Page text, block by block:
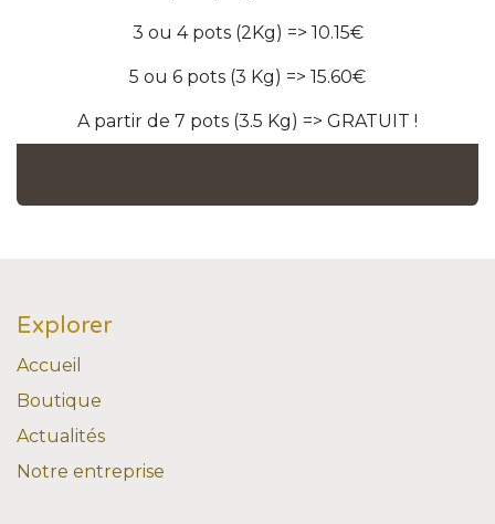
3 ou 4 pots (2Kg) => 10.15€
5 ou 6 pots (3 Kg) => 15.60€
A partir de 7 pots (3.5 Kg) => GRATUIT !
Explorer
Accueil
Boutique
Actualités
Notre entreprise